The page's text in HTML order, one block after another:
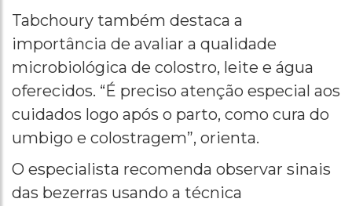
Tabchoury também destaca a
importância de avaliar a qualidade
microbiológica de colostro, leite e água
oferecidos. “É preciso atenção especial aos
cuidados logo após o parto, como cura do
umbigo e colostragem”, orienta.
O especialista recomenda observar sinais
das bezerras usando a técnica